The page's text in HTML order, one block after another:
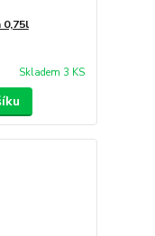
0,75l
Skladem 3 KS